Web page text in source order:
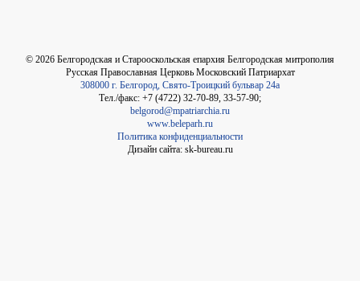
© 2026 Белгородская и Старооскольская епархия Белгородская митрополия
Русская Православная Церковь Московский Патриархат
308000 г. Белгород, Свято-Троицкий бульвар 24а
Тел./факс: +7 (4722) 32-70-89, 33-57-90;
belgorod@mpatriarchia.ru
www.beleparh.ru
Политика конфиденциальности
Дизайн сайта: sk-bureau.ru